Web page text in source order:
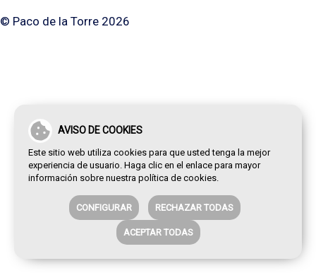
AVISO DE COOKIES
Este sitio web utiliza cookies para que usted tenga la mejor
experiencia de usuario. Haga clic en el enlace para mayor
información sobre nuestra política de cookies.
CONFIGURAR RECHAZAR TODAS
ACEPTAR TODAS
© Paco de la Torre 2026